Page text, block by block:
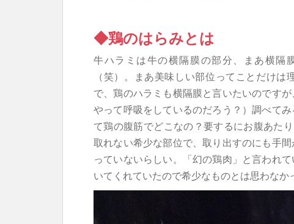
◆鶏のはらみとは
牛ハラミは牛の横隔膜の部分、まあ横隔
（笑）。まあ美味しい部位ってことだけは
で、鶏のハラミも横隔膜と言いたいのです
やって呼吸をしているのだろう？）調べて
て鶏の腹筋でどこなの？要するにお腹あた
取れない希少な部位で、取り出すのにも手
っていないらしい。「幻の鶏肉」と言われ
いてくれていたので希少なものとは思わなか